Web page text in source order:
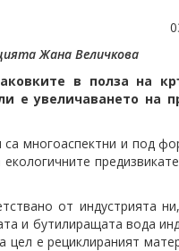
Жана Величкова
в полза на
е увеличаването на
многоаспектни и под
от индустрията
и бутилиращата вода
цел е рециклираният